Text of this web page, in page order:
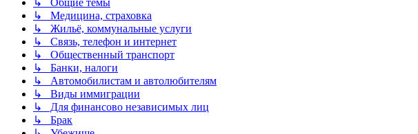
↳ Медицина, страховка
↳ Жильё, коммунальные услуги
↳ Связь, телефон и интернет
↳ Общественный транспорт
↳ Банки, налоги
↳ Автомобилистам и автолюбителям
↳ Виды иммиграции
↳ Для финансово независимых лиц
↳ Брак